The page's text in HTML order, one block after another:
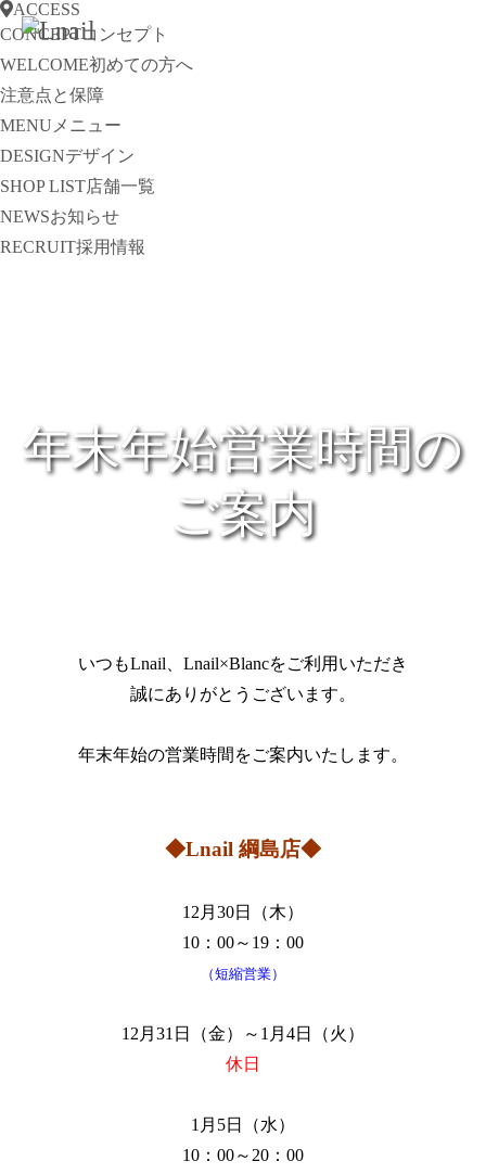
ACCESS
CONCEPTコンセプト
WELCOME初めての方へ
注意点と保障
MENU メニュー
DESIGNデザイン
SHOP LIST店舗一覧
NEWSお知らせ
RECRUIT採用情報
年末年始営業時間の
ご案内
いつもLnail、Lnail×Blancをご利用いただき
誠にありがとうございます。
年末年始の営業時間をご案内いたします。
◆Lnail 綱島店◆
12月30日（木）
10：00～19：00
（短縮営業）
12月31日（金）～1月4日（火）
休日
1月5日（水）
10：00～20：00